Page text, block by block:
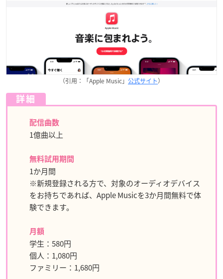
（引用：「Apple Music」 公式サイト）
詳細
配信曲数
1億曲以上
無料試用期間
1か月間
※新規登録される方で、対象のオーディオデバイス
をお持ちであれば、Apple Musicを3か月間無料で体
験できます。
月額
学生：580円
個人：1,080円
ファミリー：1,680円